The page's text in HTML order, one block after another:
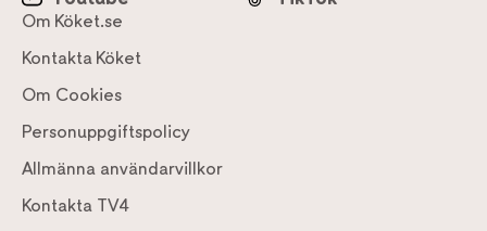
Om Köket.se
Kontakta Köket
Om Cookies
Personuppgiftspolicy
Allmänna användarvillkor
Kontakta TV4